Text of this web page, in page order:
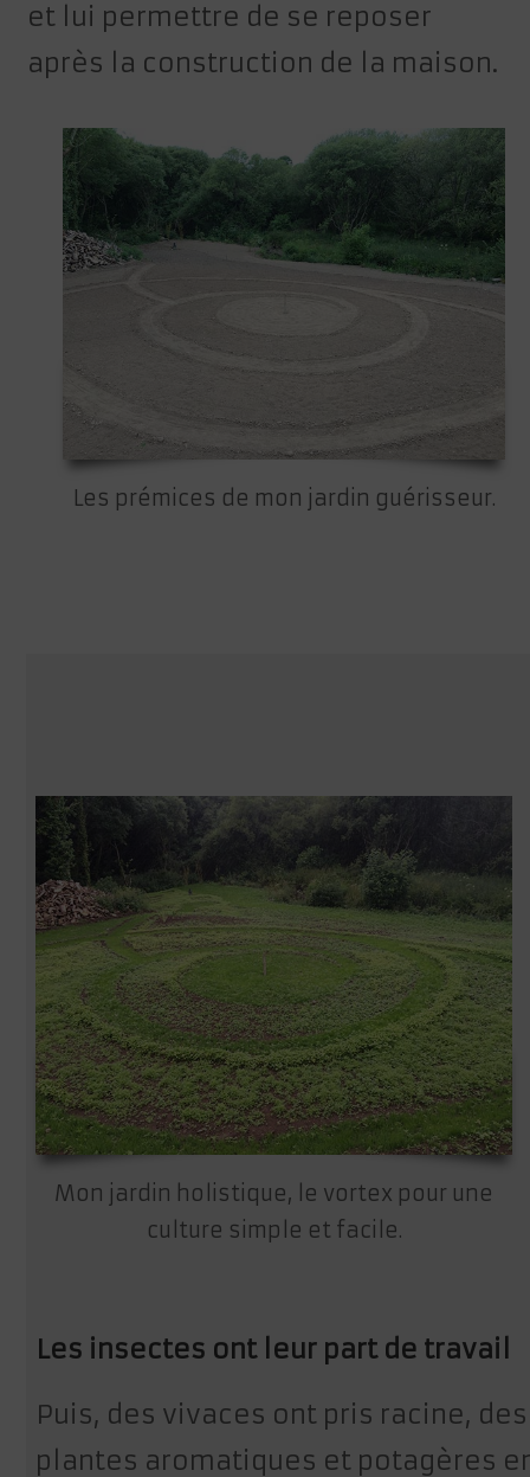
et lui permettre de se reposer
après la construction de la maison.
Les prémices de mon jardin guérisseur.
Mon jardin holistique, le vortex pour une
culture simple et facile.
Les insectes ont leur part de travail
Puis, des vivaces ont pris racine, des
plantes aromatiques et potagères